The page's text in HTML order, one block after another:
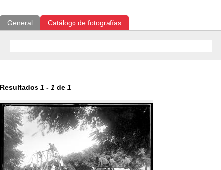
General Catálogo de fotografías
Resultados 1 - 1 de 1